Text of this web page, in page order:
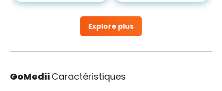
Explore plus
GoMedii Caractéristiques